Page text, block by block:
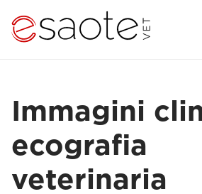
Immagini
ecografia
veterinaria